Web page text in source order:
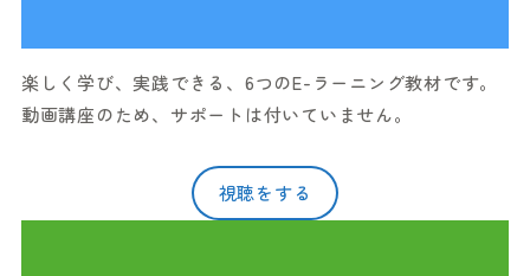
楽しく学び、実践できる、6つのE-ラーニング教材です。
動画講座のため、サポートは付いていません。
視聴をする